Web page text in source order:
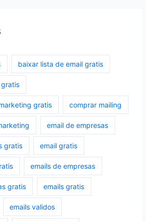
baixar lista de email gratis
gratis comprar mailing
email de empresas
gratis email gratis
emails de empresas
gratis emails gratis
emails validos